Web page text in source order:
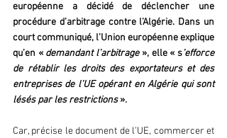
européenne a décidé de déclencher une
procédure d’arbitrage contre l’Algérie. Dans un
court communiqué, l’Union européenne explique
qu’en « demandant l’arbitrage », elle « s’efforce
de rétablir les droits des exportateurs et des
entreprises de l’UE opérant en Algérie qui sont
lésés par les restrictions ».
Car, précise le document de l’UE, commercer et